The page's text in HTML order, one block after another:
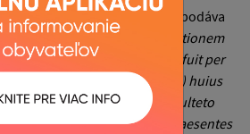
osady. Wenzel o tom podáva
„Quod attendentes destrictionem
in Districtu Luboviensi quae fuit per
possessa volentes (statui) huius
providere provideo Petro sculteto
locare admisi-mus et per praesentes